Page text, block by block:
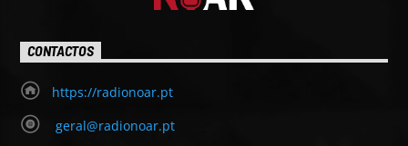
CONTACTOS
https://radionoar.pt
geral@radionoar.pt